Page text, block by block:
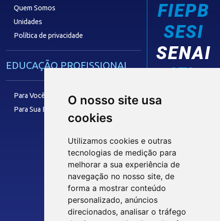
O nosso site usa
cookies
Utilizamos cookies e outras
tecnologias de medição para
melhorar a sua experiência de
navegação no nosso site, de
forma a mostrar conteúdo
personalizado, anúncios
direcionados, analisar o tráfego
Quem Somos
Unidades
Política de privacidade
EDUCAÇÃO PROFISSIONAL
Para Você
Para Sua Empresa
TECNOLOGIA E INOVAÇÃO
Eficiência Operacional
Têxtil e Confecção
FIEPB
SESI
SENAI
IEL
Siga nossas Redes Sociais
INTRANET